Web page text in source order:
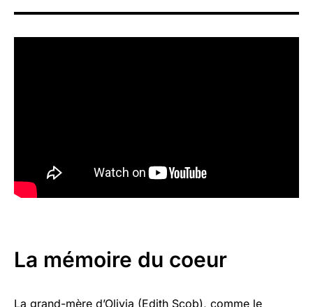
La mémoire du coeur
La grand-mère d’Olivia (Edith Scob), comme le